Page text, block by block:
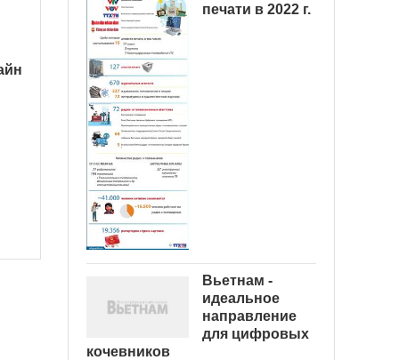
печати в 2022 г.
Вьетнам -
идеальное
направление
для цифровых
кочевников